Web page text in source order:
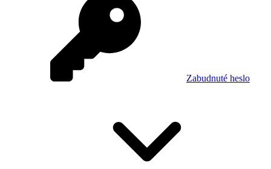
Zabudnuté heslo